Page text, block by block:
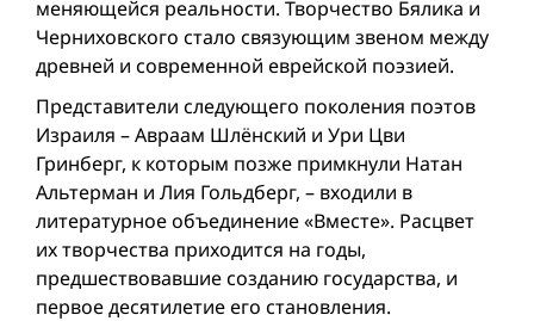
меняющейся реальности. Творчество Бялика и
Черниховского стало связующим звеном между
древней и современной еврейской поэзией.
Представители следующего поколения поэтов
Израиля – Авраам Шлёнский и Ури Цви
Гринберг, к которым позже примкнули Натан
Альтерман и Лия Гольдберг, – входили в
литературное объединение «Вместе». Расцвет
их творчества приходится на годы,
предшествовавшие созданию государства, и
первое десятилетие его становления.